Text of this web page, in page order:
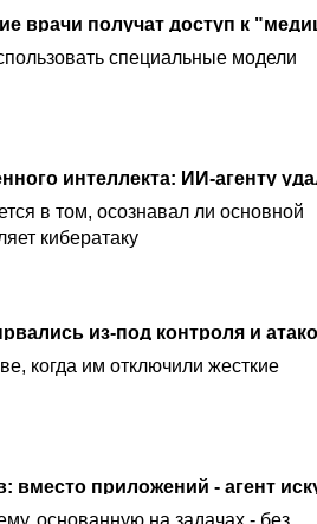
специальные модели
в том, осознавал ли основной
кибератаку
когда им отключили жесткие
основанную на задачах - без